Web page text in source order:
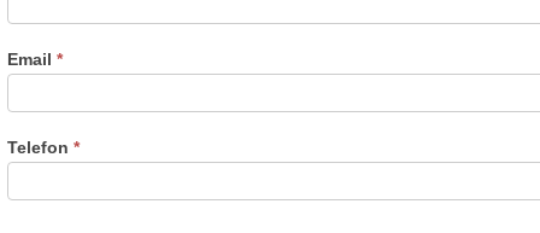
Email *
Telefon *